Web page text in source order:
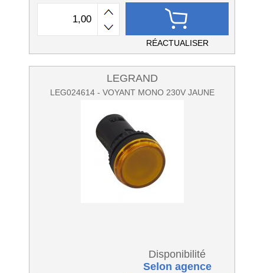
RÉACTUALISER
LEGRAND
LEG024614 - VOYANT MONO 230V JAUNE
Disponibilité
Selon agence